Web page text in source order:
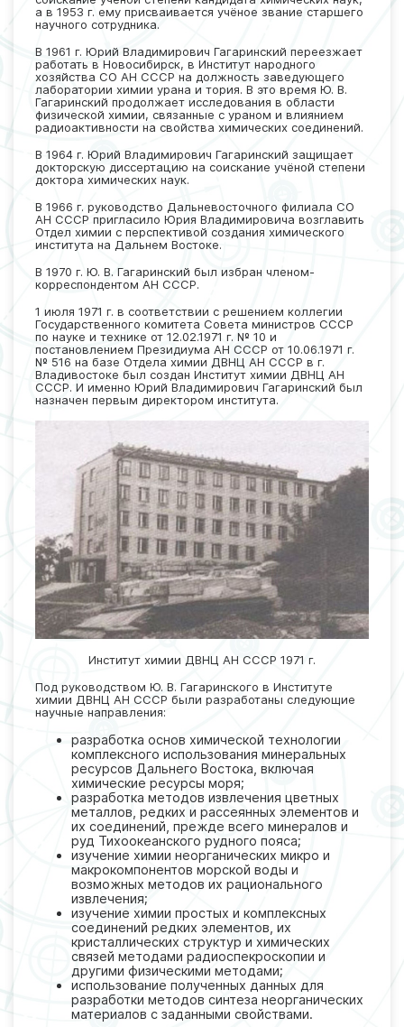
а в 1953 г. ему присваивается учёное звание старшего
научного сотрудника.
В 1961 г. Юрий Владимирович Гагаринский переезжает
работать в Новосибирск, в Институт народного
хозяйства СО АН СССР на должность заведующего
лаборатории химии урана и тория. В это время Ю. В.
Гагаринский продолжает исследования в области
физической химии, связанные с ураном и влиянием
радиоактивности на свойства химических соединений.
В 1964 г. Юрий Владимирович Гагаринский защищает
докторскую диссертацию на соискание учёной степени
доктора химических наук.
В 1966 г. руководство Дальневосточного филиала СО
АН СССР пригласило Юрия Владимировича возглавить
Отдел химии с перспективой создания химического
института на Дальнем Востоке.
В 1970 г. Ю. В. Гагаринский был избран членом-
корреспондентом АН СССР.
1 июля 1971 г. в соответствии с решением коллегии
Государственного комитета Совета министров СССР
по науке и технике от 12.02.1971 г. № 10 и
постановлением Президиума АН СССР от 10.06.1971 г.
№ 516 на базе Отдела химии ДВНЦ АН СССР в г.
Владивостоке был создан Институт химии ДВНЦ АН
СССР. И именно Юрий Владимирович Гагаринский был
назначен первым директором института.
Институт химии ДВНЦ АН СССР 1971 г.
Под руководством Ю. В. Гагаринского в Институте
химии ДВНЦ АН СССР были разработаны следующие
научные направления:
разработка основ химической технологии
комплексного использования минеральных
ресурсов Дальнего Востока, включая
химические ресурсы моря;
разработка методов извлечения цветных
металлов, редких и рассеянных элементов и
их соединений, прежде всего минералов и
руд Тихоокеанского рудного пояса;
изучение химии неорганических микро и
макрокомпонентов морской воды и
возможных методов их рационального
извлечения;
изучение химии простых и комплексных
соединений редких элементов, их
кристаллических структур и химических
связей методами радиоспекроскопии и
другими физическими методами;
использование полученных данных для
разработки методов синтеза неорганических
материалов с заданными свойствами.